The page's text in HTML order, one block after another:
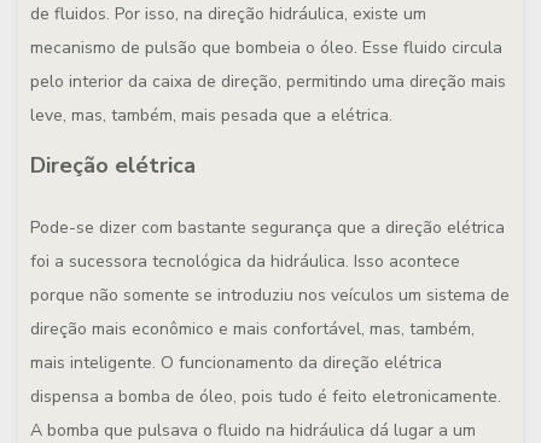
de fluidos. Por isso, na direção hidráulica, existe um
mecanismo de pulsão que bombeia o óleo. Esse fluido circula
pelo interior da caixa de direção, permitindo uma direção mais
leve, mas, também, mais pesada que a elétrica.
Direção elétrica
Pode-se dizer com bastante segurança que a direção elétrica
foi a sucessora tecnológica da hidráulica. Isso acontece
porque não somente se introduziu nos veículos um sistema de
direção mais econômico e mais confortável, mas, também,
mais inteligente. O funcionamento da direção elétrica
dispensa a bomba de óleo, pois tudo é feito eletronicamente.
A bomba que pulsava o fluido na hidráulica dá lugar a um